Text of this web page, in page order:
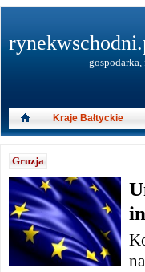
Gruzja
gospodarka,
Kraje Bałtyckie